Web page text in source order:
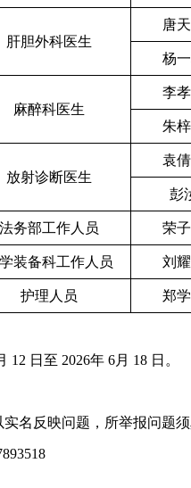
肝胆外科医生
唐
杨
麻醉科医生
李
朱
放射诊断医生
袁
彭
务部工作人员 荣
装备科工作人员 刘
护理人员 郑
12 日至 2026年 6月 18 日。
名反映问题，所举报问题